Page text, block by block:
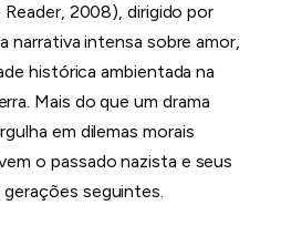
2008), dirigido por
narrativa intensa sobre amor,
histórica ambientada na
Mais do que um drama
em dilemas morais
o passado nazista e seus
seguintes.